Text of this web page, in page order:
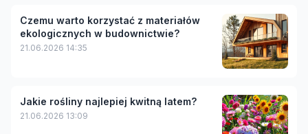
Czemu warto korzystać z materiałów
ekologicznych w budownictwie?
21.06.2026 14:35
Jakie rośliny najlepiej kwitną latem?
21.06.2026 13:09